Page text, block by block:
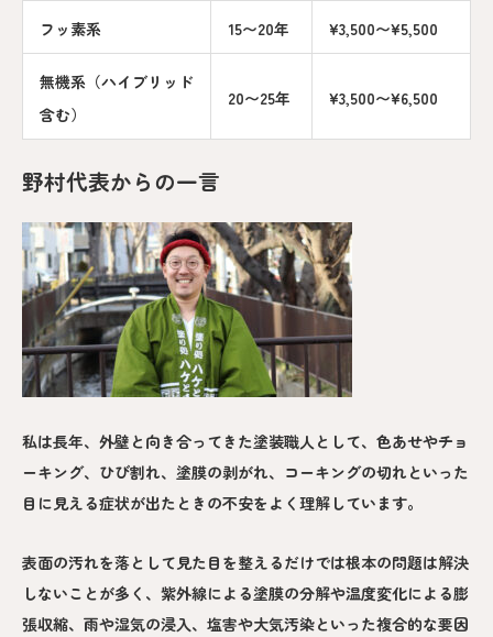
フッ素系 15〜20年 ¥3,500〜¥5,500
無機系（ハイブリッド
含む）
20〜25年 ¥3,500〜¥6,500
野村代表からの一言
私は長年、外壁と向き合ってきた塗装職人として、色あせやチョ
ーキング、ひび割れ、塗膜の剥がれ、コーキングの切れといった
目に見える症状が出たときの不安をよく理解しています。
表面の汚れを落として見た目を整えるだけでは根本の問題は解決
しないことが多く、紫外線による塗膜の分解や温度変化による膨
張収縮、雨や湿気の浸入、塩害や大気汚染といった複合的な要因